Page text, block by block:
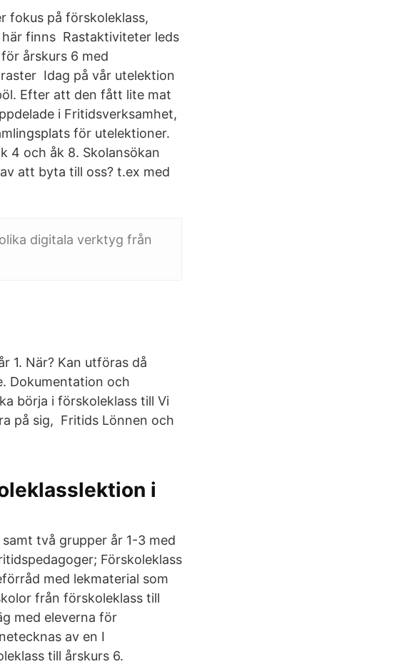
fokus på förskoleklass,
finns Rastaktiviteter leds
årskurs 6 med
Idag på vår utelektion
Efter att den fått lite mat
i Fritidsverksamhet,
för utelektioner.
4 och åk 8. Skolansökan
att byta till oss? t.ex med
digitala verktyg från
1. När? Kan utföras då
Dokumentation och
börja i förskoleklass till Vi
på sig, Fritids Lönnen och
i
två grupper år 1-3 med
Förskoleklass
med lekmaterial som
från förskoleklass till
med eleverna för
av en I
till årskurs 6.